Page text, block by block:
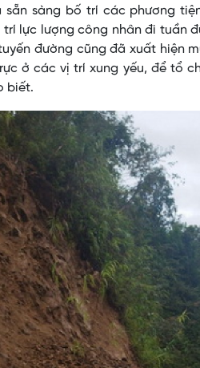
sàng bố trí các phương
lực lượng công nhân đi tuần
đường cũng đã xuất hiện
ở các vị trí xung yếu, để tổ
biết.